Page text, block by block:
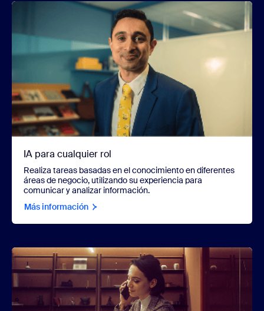
IA para cualquier rol
Realiza tareas basadas en el conocimiento en diferentes
áreas de negocio, utilizando su experiencia para
comunicar y analizar información.
Más información